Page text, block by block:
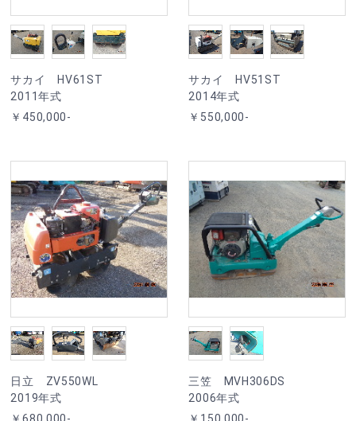
サカイ HV61ST
2011年式
￥450,000-
サカイ HV51ST
2014年式
￥550,000-
日立 ZV550WL
2019年式
￥680,000-
三笠 MVH306DS
2006年式
￥150,000-